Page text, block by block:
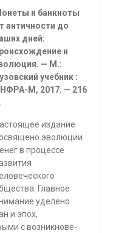
и банкноты
античности до
дней:
и
— М.:
учебник :
М, 2017. — 216
издание
эволюции
в процессе
Главное
уделено
и эпох,
с возникнове­